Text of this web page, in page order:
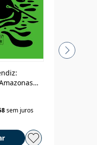
Marajó
sem juros